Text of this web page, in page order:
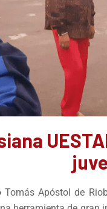
Tomás Apóstol de